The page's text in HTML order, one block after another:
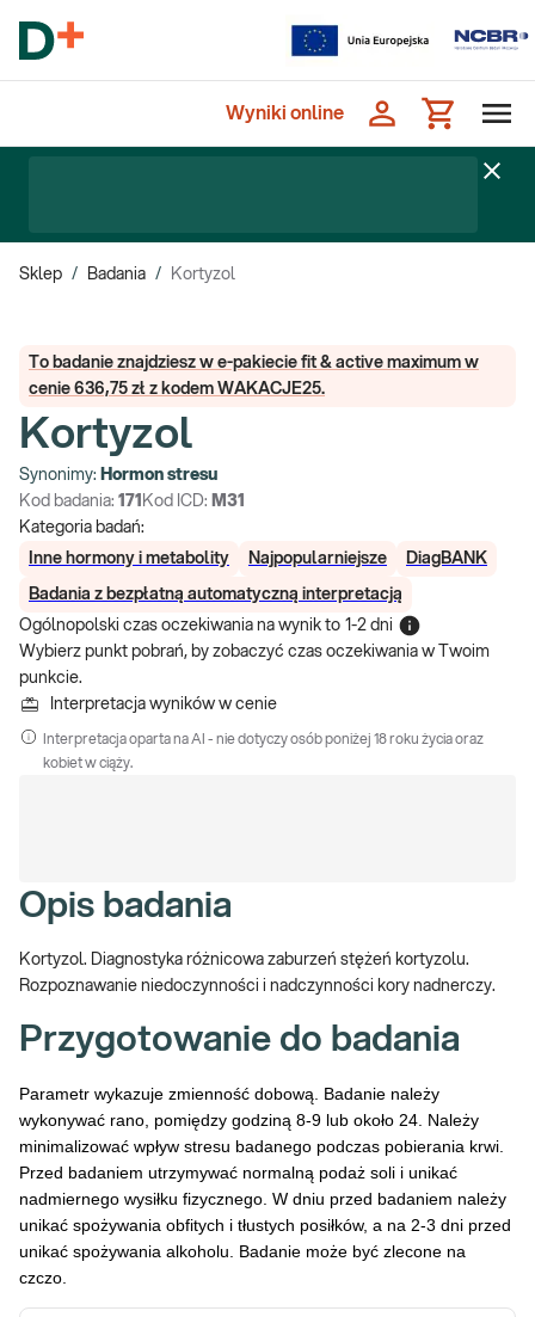
Wyniki online
Sklep / Badania / Kortyzol
To badanie znajdziesz w e-pakiecie fit & active maximum w
cenie 636,75 zł z kodem WAKACJE25.
Kortyzol
Synonimy: Hormon stresu
Kod badania: 171 Kod ICD: M31
Kategoria badań:
Inne hormony i metabolity
Najpopularniejsze DiagBANK
Badania z bezpłatną automatyczną interpretacją
Ogólnopolski czas oczekiwania na wynik to 1-2 dni
Wybierz punkt pobrań, by zobaczyć czas oczekiwania w Twoim
punkcie.
Interpretacja wyników w cenie
Interpretacja oparta na AI - nie dotyczy osób poniżej 18 roku życia oraz
kobiet w ciąży.
Opis badania
Kortyzol. Diagnostyka różnicowa zaburzeń stężeń kortyzolu.
Rozpoznawanie niedoczynności i nadczynności kory nadnerczy.
Przygotowanie do badania
Parametr wykazuje zmienność dobową. Badanie należy
wykonywać rano, pomiędzy godziną 8-9 lub około 24. Należy
minimalizować wpływ stresu badanego podczas pobierania krwi.
Przed badaniem utrzymywać normalną podaż soli i unikać
nadmiernego wysiłku fizycznego. W dniu przed badaniem należy
unikać spożywania obfitych i tłustych posiłków, a na 2-3 dni przed
unikać spożywania alkoholu. Badanie może być zlecone na
czczo.